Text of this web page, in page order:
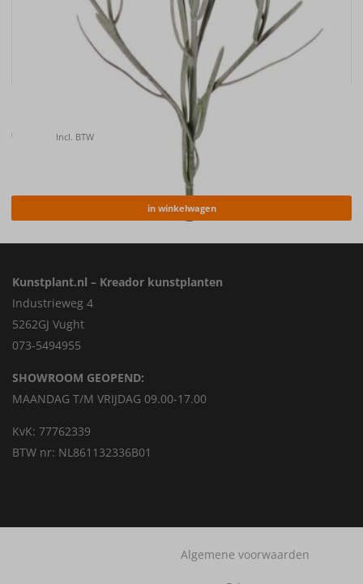
Kunstbloem Korenbloem (Centaurea cyanus) , 66cm
€ Incl. BTW
in winkelwagen
Kunstplant.nl – Kreador kunstplanten
Industrieweg 4
5262GJ Vught
073-5494955
SHOWROOM GEOPEND:
MAANDAG T/M VRIJDAG 09.00-17.00
KvK: 77762339
BTW nr: NL861132336B01
Algemene voorwaarden